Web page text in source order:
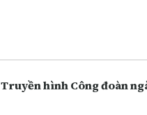
Truyền hình Công đoàn